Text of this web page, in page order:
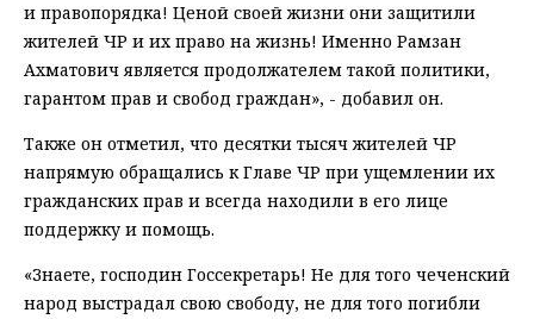
и правопорядка! Ценой своей жизни они защитили
жителей ЧР и их право на жизнь! Именно Рамзан
Ахматович является продолжателем такой политики,
гарантом прав и свобод граждан», - добавил он.
Также он отметил, что десятки тысяч жителей ЧР
напрямую обращались к Главе ЧР при ущемлении их
гражданских прав и всегда находили в его лице
поддержку и помощь.
«Знаете, господин Госсекретарь! Не для того чеченский
народ выстрадал свою свободу, не для того погибли